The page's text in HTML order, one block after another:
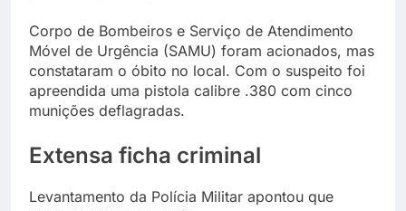
Corpo de Bombeiros e Serviço de Atendimento
Móvel de Urgência (SAMU) foram acionados, mas
constataram o óbito no local. Com o suspeito foi
apreendida uma pistola calibre .380 com cinco
munições deflagradas.
Extensa ficha criminal
Levantamento da Polícia Militar apontou que